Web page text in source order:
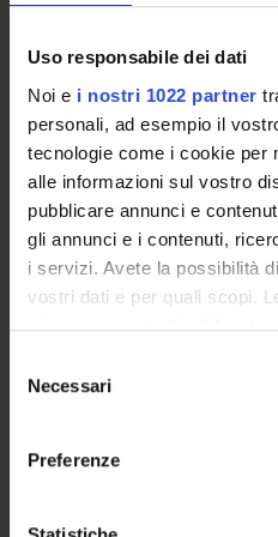
Uso responsabile dei dati
Noi e i nostri 1022 partner
personali, ad esempio il
tecnologie come i cookie per
alle informazioni sul vostro
pubblicare annunci e
gli annunci e i contenuti,
i servizi. Avete la possibilità
vostri dati e per quali scopi.
privacy sono applicabili solo
modificare o revocare il
momento dalla
raccogliere
Necessari
Preferenze
technologies
Cybercrime
Intellectual property law
Private Law of new
technologies
MODULES
Explainable AI
Final exam